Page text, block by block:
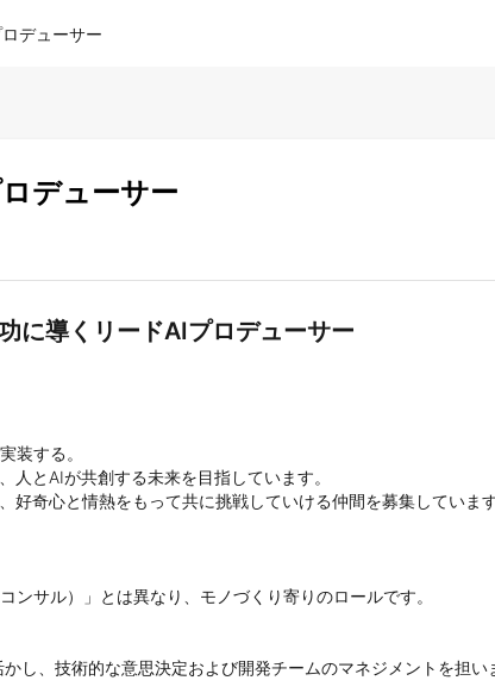
ロデューサー
デューサー
に導くリードAIプロデューサー
装する。
とAIが共創する未来を目指しています。
好奇心と情熱をもって共に挑戦していける仲間を募集していま
サル）」とは異なり、モノづくり寄りのロールです。
し、技術的な意思決定および開発チームのマネジメントを担い